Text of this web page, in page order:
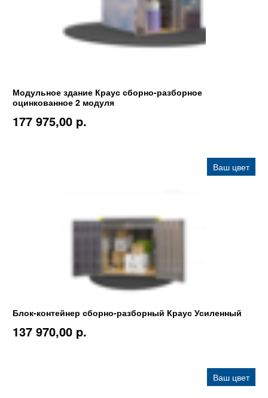
Модульное здание Краус сборно-разборное
оцинкованное 2 модуля
177 975,00 p.
Ваш цвет
Блок-контейнер сборно-разборный Краус Усиленный
137 970,00 p.
Ваш цвет